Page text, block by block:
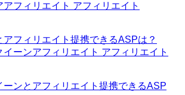
アフィリエイト
アフィリエイト提携できるASPは？
アフィリエイト
ーンとアフィリエイト提携できるASP